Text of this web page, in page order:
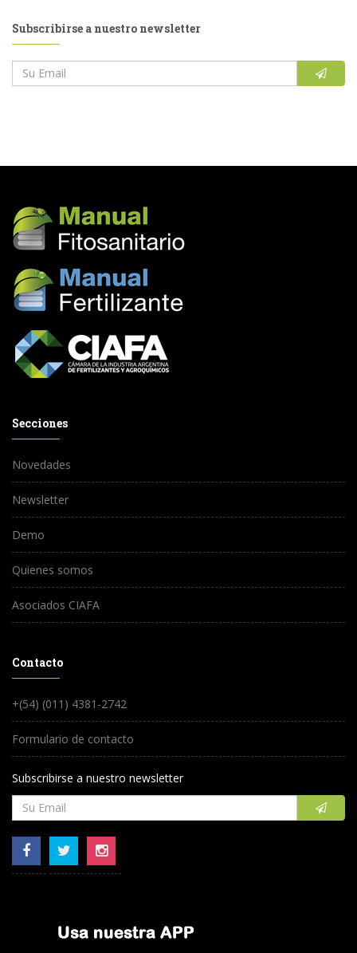
Subscribirse a nuestro newsletter
Secciones
Novedades
Newsletter
Demo
Quienes somos
Asociados CIAFA
Contacto
+(54) (011) 4381-2742
Formulario de contacto
Subscribirse a nuestro newsletter